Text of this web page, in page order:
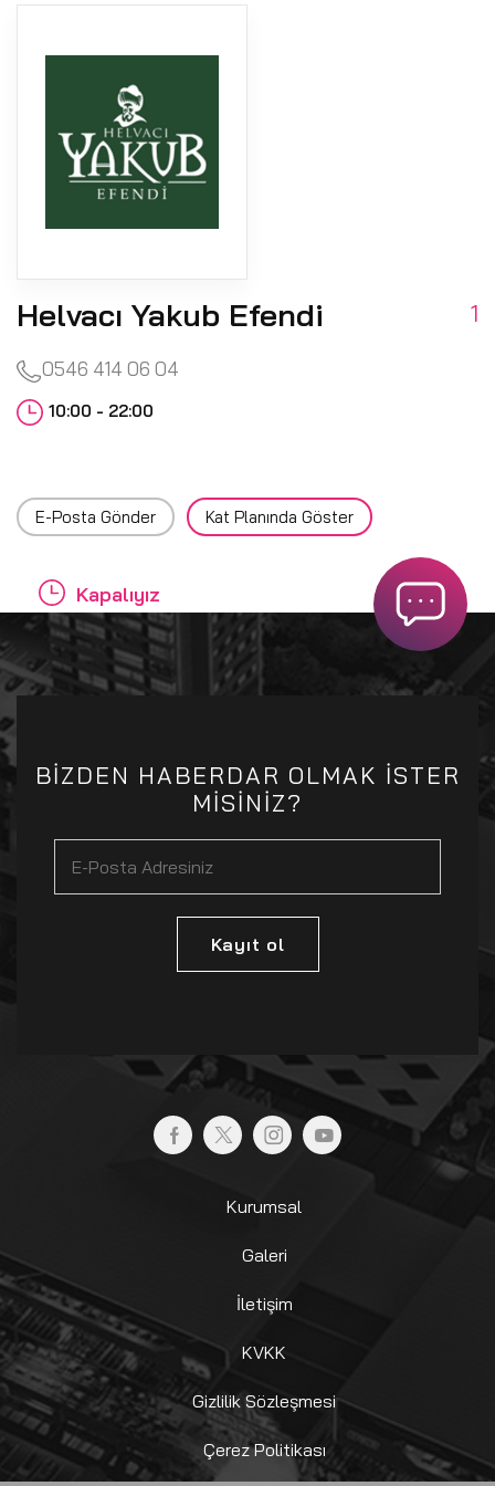
Helvacı Yakub Efendi 1
0546 414 06 04
10:00 - 22:00
E-Posta Gönder Kat Planında Göster
Kapalıyız
BİZDEN HABERDAR OLMAK İSTER
MİSİNİZ?
Kayıt ol
Kurumsal
Galeri
İletişim
KVKK
Gizlilik Sözleşmesi
Çerez Politikası